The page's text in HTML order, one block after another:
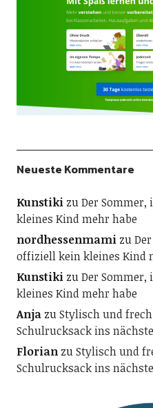
Neueste Kommentare
KunstikizuDer
kleines Kind mehr habe
nordhessenmamizu
offiziell kein kleines Kind
KunstikizuDer
kleines Kind mehr habe
AnjazuStylisch und
Schulrucksack ins
FlorianzuStylisch und
Schulrucksack ins